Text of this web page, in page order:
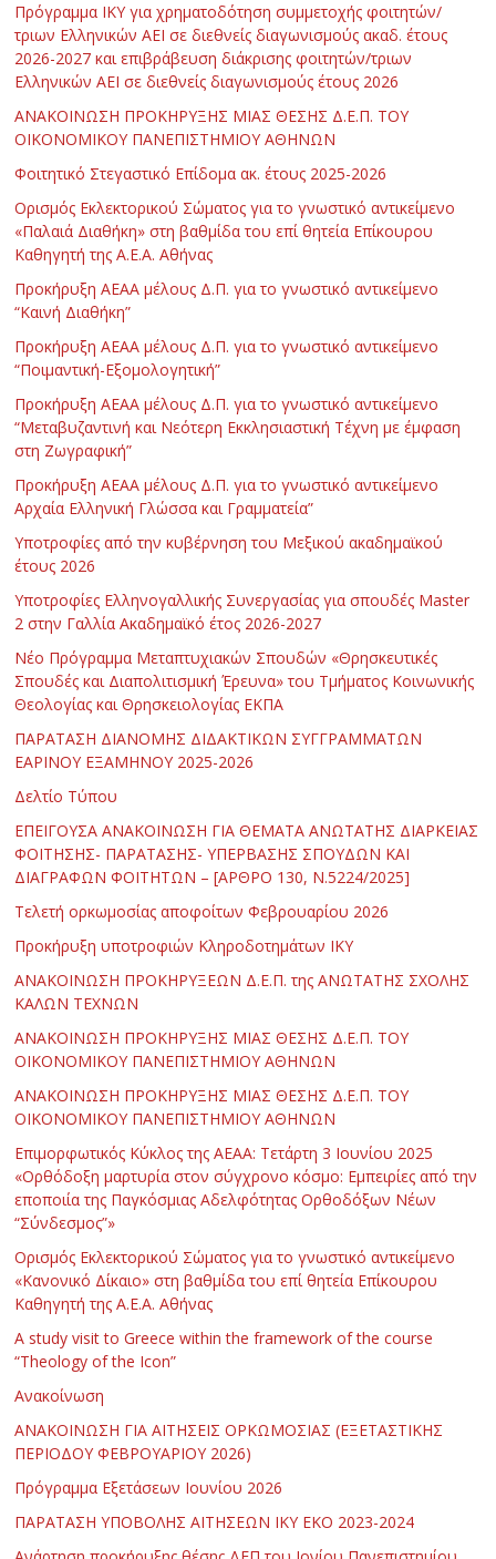
Πρόγραμμα ΙΚΥ για χρηματοδότηση συμμετοχής φοιτητών/
τριων Ελληνικών ΑΕΙ σε διεθνείς διαγωνισμούς ακαδ. έτους
2026-2027 και επιβράβευση διάκρισης φοιτητών/τριων
Ελληνικών ΑΕΙ σε διεθνείς διαγωνισμούς έτους 2026
ΑΝΑΚΟΙΝΩΣΗ ΠΡΟΚΗΡΥΞΗΣ ΜΙΑΣ ΘΕΣΗΣ Δ.Ε.Π. ΤΟΥ
ΟΙΚΟΝΟΜΙΚΟΥ ΠΑΝΕΠΙΣΤΗΜΙΟΥ ΑΘΗΝΩΝ
Φοιτητικό Στεγαστικό Επίδομα ακ. έτους 2025-2026
Ορισμός Εκλεκτορικού Σώματος για το γνωστικό αντικείμενο
«Παλαιά Διαθήκη» στη βαθμίδα του επί θητεία Επίκουρου
Καθηγητή της Α.Ε.Α. Αθήνας
Προκήρυξη ΑΕΑΑ μέλους Δ.Π. για το γνωστικό αντικείμενο
“Καινή Διαθήκη”
Προκήρυξη ΑΕΑΑ μέλους Δ.Π. για το γνωστικό αντικείμενο
“Ποιμαντική-Εξομολογητική”
Προκήρυξη ΑΕΑΑ μέλους Δ.Π. για το γνωστικό αντικείμενο
“Μεταβυζαντινή και Νεότερη Εκκλησιαστική Τέχνη με έμφαση
στη Ζωγραφική”
Προκήρυξη ΑΕΑΑ μέλους Δ.Π. για το γνωστικό αντικείμενο
Αρχαία Ελληνική Γλώσσα και Γραμματεία”
Υποτροφίες από την κυβέρνηση του Μεξικού ακαδημαϊκού
έτους 2026
Υποτροφίες Ελληνογαλλικής Συνεργασίας για σπουδές Master
2 στην Γαλλία Ακαδημαϊκό έτος 2026-2027
Νέο Πρόγραμμα Μεταπτυχιακών Σπουδών «Θρησκευτικές
Σπουδές και Διαπολιτισμική Έρευνα» του Τμήματος Κοινωνικής
Θεολογίας και Θρησκειολογίας ΕΚΠΑ
ΠΑΡΑΤΑΣΗ ΔΙΑΝΟΜΗΣ ΔΙΔΑΚΤΙΚΩΝ ΣΥΓΓΡΑΜΜΑΤΩΝ
ΕΑΡΙΝΟΥ ΕΞΑΜΗΝΟΥ 2025-2026
Δελτίο Τύπου
ΕΠΕΙΓΟΥΣΑ ΑΝΑΚΟΙΝΩΣΗ ΓΙΑ ΘΕΜΑΤΑ ΑΝΩΤΑΤΗΣ ΔΙΑΡΚΕΙΑΣ
ΦΟΙΤΗΣΗΣ- ΠΑΡΑΤΑΣΗΣ- ΥΠΕΡΒΑΣΗΣ ΣΠΟΥΔΩΝ ΚΑΙ
ΔΙΑΓΡΑΦΩΝ ΦΟΙΤΗΤΩΝ – [ΑΡΘΡΟ 130, Ν.5224/2025]
Τελετή ορκωμοσίας αποφοίτων Φεβρουαρίου 2026
Προκήρυξη υποτροφιών Κληροδοτημάτων ΙΚΥ
ΑΝΑΚΟΙΝΩΣΗ ΠΡΟΚΗΡΥΞΕΩΝ Δ.Ε.Π. της ΑΝΩΤΑΤΗΣ ΣΧΟΛΗΣ
ΚΑΛΩΝ ΤΕΧΝΩΝ
ΑΝΑΚΟΙΝΩΣΗ ΠΡΟΚΗΡΥΞΗΣ ΜΙΑΣ ΘΕΣΗΣ Δ.Ε.Π. ΤΟΥ
ΟΙΚΟΝΟΜΙΚΟΥ ΠΑΝΕΠΙΣΤΗΜΙΟΥ ΑΘΗΝΩΝ
ΑΝΑΚΟΙΝΩΣΗ ΠΡΟΚΗΡΥΞΗΣ ΜΙΑΣ ΘΕΣΗΣ Δ.Ε.Π. ΤΟΥ
ΟΙΚΟΝΟΜΙΚΟΥ ΠΑΝΕΠΙΣΤΗΜΙΟΥ ΑΘΗΝΩΝ
Επιμορφωτικός Κύκλος της ΑΕΑΑ: Τετάρτη 3 Ιουνίου 2025
«Ορθόδοξη μαρτυρία στον σύγχρονο κόσμο: Εμπειρίες από την
εποποιία της Παγκόσμιας Αδελφότητας Ορθοδόξων Νέων
“Σύνδεσμος”»
Ορισμός Εκλεκτορικού Σώματος για το γνωστικό αντικείμενο
«Κανονικό Δίκαιο» στη βαθμίδα του επί θητεία Επίκουρου
Καθηγητή της Α.Ε.Α. Αθήνας
Α study visit to Greece within the framework of the course
“Theology of the Icon”
Ανακοίνωση
ΑΝΑΚΟΙΝΩΣΗ ΓΙΑ ΑΙΤΗΣΕΙΣ ΟΡΚΩΜΟΣΙΑΣ (ΕΞΕΤΑΣΤΙΚΗΣ
ΠΕΡΙΟΔΟΥ ΦΕΒΡΟΥΑΡΙΟΥ 2026)
Πρόγραμμα Εξετάσεων Ιουνίου 2026
ΠΑΡΑΤΑΣΗ ΥΠΟΒΟΛΗΣ ΑΙΤΗΣΕΩΝ ΙΚΥ ΕΚΟ 2023-2024